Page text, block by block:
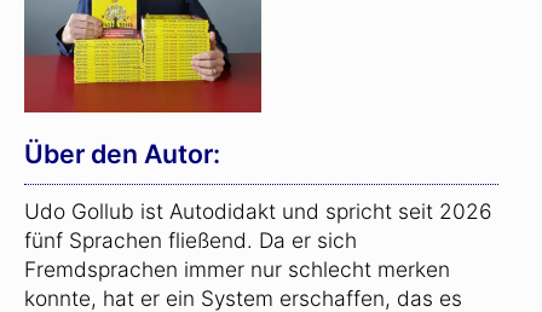
Über den Autor:
Udo Gollub ist Autodidakt und spricht seit 2026
fünf Sprachen fließend. Da er sich
Fremdsprachen immer nur schlecht merken
konnte, hat er ein System erschaffen, das es